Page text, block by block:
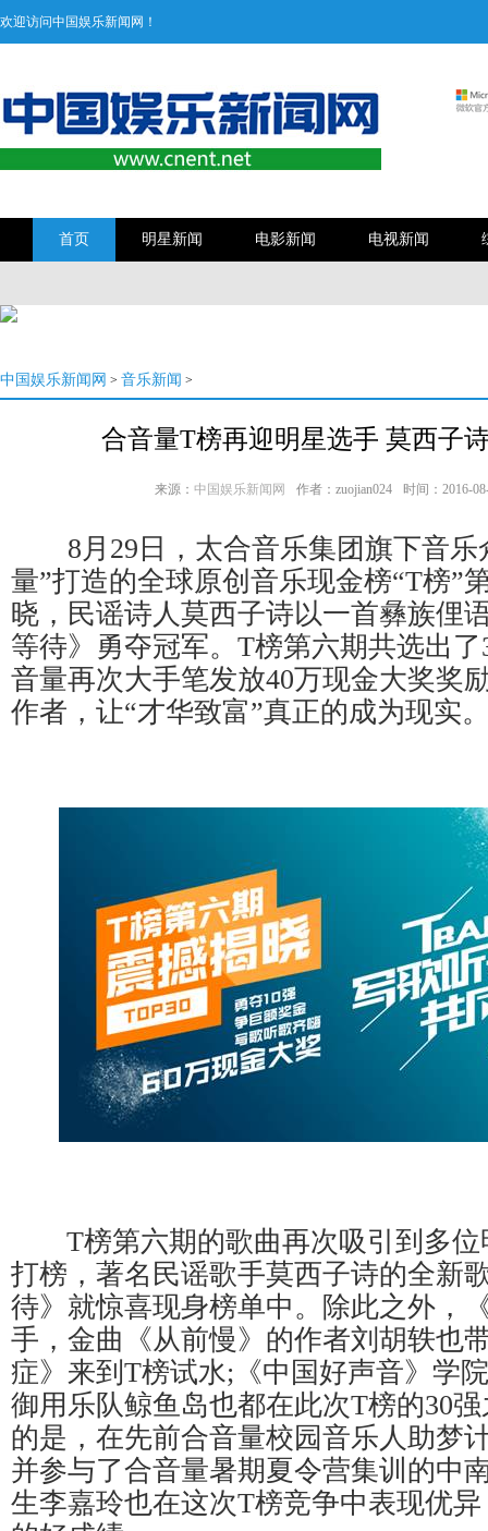
欢迎访问中国娱乐新闻网！
首页 明星新闻 电影新闻 电视新闻
中国娱乐新闻网 > 音乐新闻 >
合音量T榜再迎明星选手 莫西子
来源：中国娱乐新闻网 作者：zuojian024 时间：2016-
8月29日，太合音乐集团旗下音乐
量”打造的全球原创音乐现金榜“T榜”
晓，民谣诗人莫西子诗以一首彝族俚
等待》勇夺冠军。T榜第六期共选出
音量再次大手笔发放40万现金大奖奖
作者，让“才华致富”真正的成为现实
T榜第六期的歌曲再次吸引到多位
打榜，著名民谣歌手莫西子诗的全新
待》就惊喜现身榜单中。除此之外，
手，金曲《从前慢》的作者刘胡轶也
症》来到T榜试水;《中国好声音》学
御用乐队鲸鱼岛也都在此次T榜的30
的是，在先前合音量校园音乐人助梦
并参与了合音量暑期夏令营集训的中
生李嘉玲也在这次T榜竞争中表现优